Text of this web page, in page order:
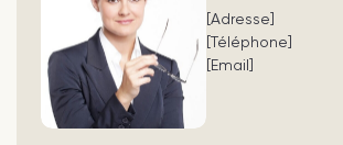
[Adresse]
[Téléphone]
[Email]